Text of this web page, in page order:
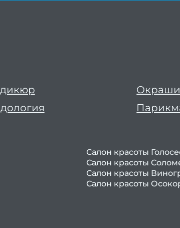
Салон красоты
Салон красоты
Салон красоты
Салон красоты